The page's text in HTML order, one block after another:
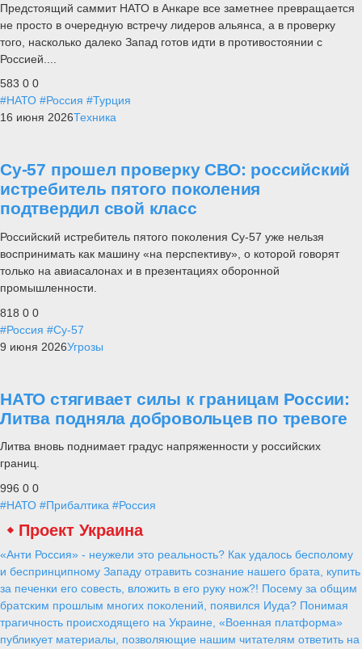
Предстоящий саммит НАТО в Анкаре все заметнее превращается
не просто в очередную встречу лидеров альянса, а в проверку
того, насколько далеко Запад готов идти в противостоянии с
Россией....
583 0 0
#НАТО #Россия #Турция
16 июня 2026Техника
Су-57 прошел проверку СВО: российский
истребитель пятого поколения
подтвердил свой класс
Российский истребитель пятого поколения Су-57 уже нельзя
воспринимать как машину «на перспективу», о которой говорят
только на авиасалонах и в презентациях оборонной
промышленности.
818 0 0
#Россия #Су-57
9 июня 2026Угрозы
НАТО стягивает силы к границам России:
Литва подняла добровольцев по тревоге
Литва вновь поднимает градус напряженности у российских
границ.
996 0 0
#НАТО #Прибалтика #Россия
Проект Украина
«Анти Россия» - неужели это реальность? Как удалось бесполому
и беспринципному Западу отравить сознание нашего брата, купить
за печенки его совесть, вложить в его руку нож?! Посему за общим
братским прошлым многих поколений, появился Иуда? Понимая
трагичность происходящего на Украине, «Военная платформа»
публикует материалы, позволяющие нашим читателям ответить на